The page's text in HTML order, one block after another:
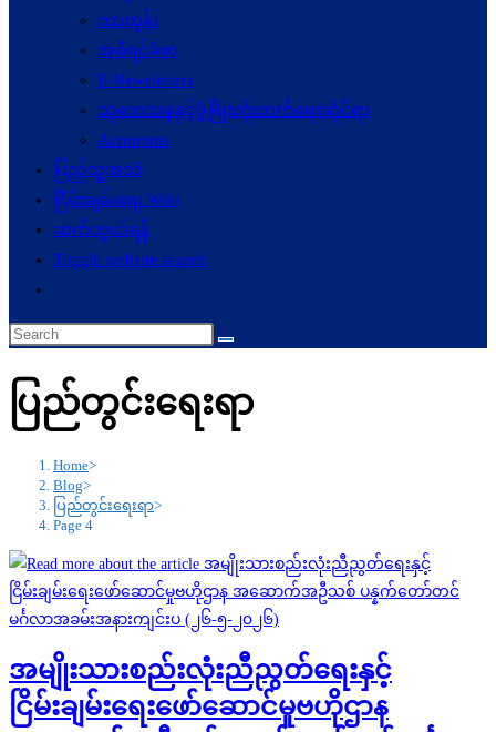
ကာတွန်း
အစီရင်ခံစာ
E-Newsletters
သုတေသနနှင့်ဖွံ့ဖြိုးတိုးတက်ရေးဆိုင်ရာ
Acronyms
ပြည်သူ့အသံ
ငြိမ်းချမ်းရေး Wiki
ဆက်သွယ်ရန်
Toggle website search
ပြည်တွင်းရေးရာ
Home>
Blog>
ပြည်တွင်းရေးရာ>
Page 4
အမျိုးသားစည်းလုံးညီညွတ်ရေးနှင့်
ငြိမ်းချမ်းရေးဖော်ဆောင်မှုဗဟိုဌာန